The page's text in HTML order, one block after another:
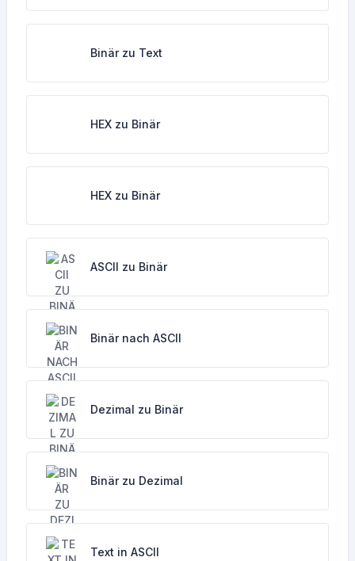
Binär zu Text
HEX zu Binär
HEX zu Binär
ASCII zu Binär
Binär nach ASCII
Dezimal zu Binär
Binär zu Dezimal
Text in ASCII